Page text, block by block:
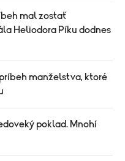
mal zostať
Heliodora Píku dodnes
manželstva, ktoré
poklad. Mnohí